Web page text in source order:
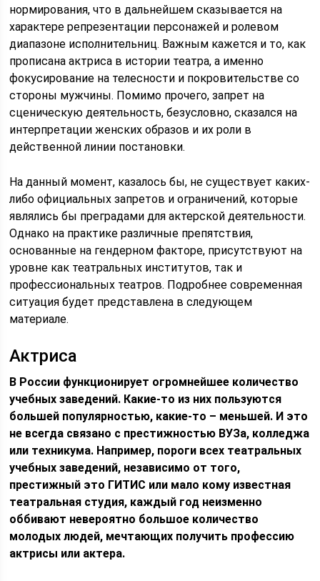
нормирования, что в дальнейшем сказывается на
характере репрезентации персонажей и ролевом
диапазоне исполнительниц. Важным кажется и то, как
прописана актриса в истории театра, а именно
фокусирование на телесности и покровительстве со
стороны мужчины. Помимо прочего, запрет на
сценическую деятельность, безусловно, сказался на
интерпретации женских образов и их роли в
действенной линии постановки.
На данный момент, казалось бы, не существует каких-
либо официальных запретов и ограничений, которые
являлись бы преградами для актерской деятельности.
Однако на практике различные препятствия,
основанные на гендерном факторе, присутствуют на
уровне как театральных институтов, так и
профессиональных театров. Подробнее современная
ситуация будет представлена в следующем
материале.
Актриса
В России функционирует огромнейшее количество
учебных заведений. Какие-то из них пользуются
большей популярностью, какие-то – меньшей. И это
не всегда связано с престижностью ВУЗа, колледжа
или техникума. Например, пороги всех театральных
учебных заведений, независимо от того,
престижный это ГИТИС или мало кому известная
театральная студия, каждый год неизменно
оббивают невероятно большое количество
молодых людей, мечтающих получить профессию
актрисы или актера.